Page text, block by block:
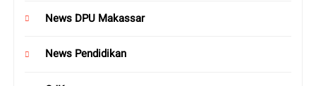
News DPU Makassar
News Pendidikan